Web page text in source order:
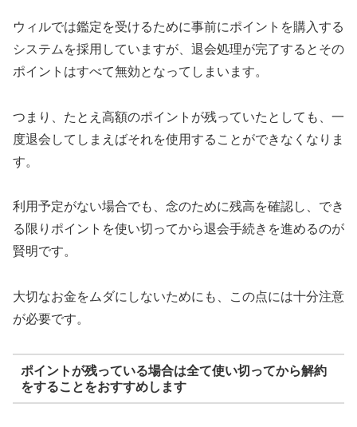
ウィルでは鑑定を受けるために事前にポイントを購入する
システムを採用していますが、退会処理が完了するとその
ポイントはすべて無効となってしまいます。
つまり、たとえ高額のポイントが残っていたとしても、一
度退会してしまえばそれを使用することができなくなりま
す。
利用予定がない場合でも、念のために残高を確認し、でき
る限りポイントを使い切ってから退会手続きを進めるのが
賢明です。
大切なお金をムダにしないためにも、この点には十分注意
が必要です。
ポイントが残っている場合は全て使い切ってから解約
をすることをおすすめします